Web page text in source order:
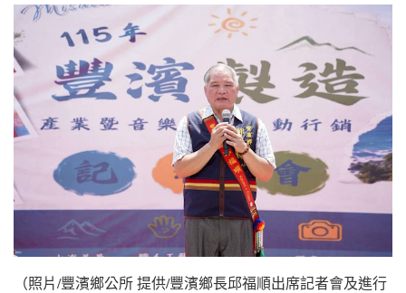
（照片/豐濱鄉公所 提供/豐濱鄉長邱福順出席記者會及進行